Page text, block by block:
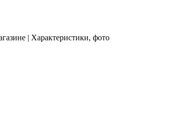
| Характеристики, фото